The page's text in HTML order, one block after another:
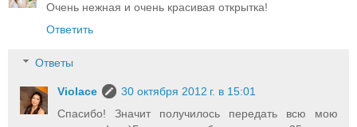
Очень нежная и очень красивая открытка!
Ответить
Ответы
Violace
30 октября 2012 г. в 15:01
Спасибо! Значит получилось передать всю мою